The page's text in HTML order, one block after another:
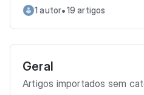
1 autor•19 artigos
Geral
Artigos importados sem